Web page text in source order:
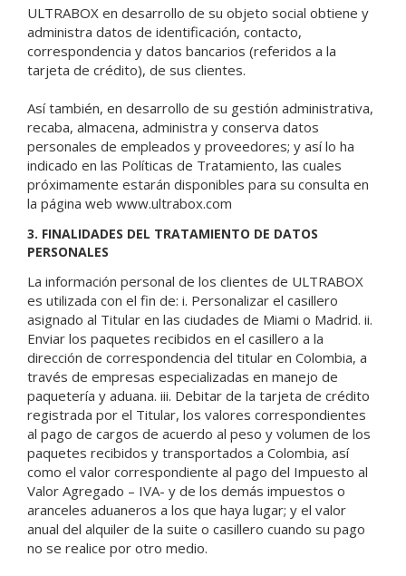
ULTRABOX en desarrollo de su objeto social obtiene y
administra datos de identificación, contacto,
correspondencia y datos bancarios (referidos a la
tarjeta de crédito), de sus clientes.
Así también, en desarrollo de su gestión administrativa,
recaba, almacena, administra y conserva datos
personales de empleados y proveedores; y así lo ha
indicado en las Políticas de Tratamiento, las cuales
próximamente estarán disponibles para su consulta en
la página web www.ultrabox.com
3. FINALIDADES DEL TRATAMIENTO DE DATOS
PERSONALES
La información personal de los clientes de ULTRABOX
es utilizada con el fin de: i. Personalizar el casillero
asignado al Titular en las ciudades de Miami o Madrid. ii.
Enviar los paquetes recibidos en el casillero a la
dirección de correspondencia del titular en Colombia, a
través de empresas especializadas en manejo de
paquetería y aduana. iii. Debitar de la tarjeta de crédito
registrada por el Titular, los valores correspondientes
al pago de cargos de acuerdo al peso y volumen de los
paquetes recibidos y transportados a Colombia, así
como el valor correspondiente al pago del Impuesto al
Valor Agregado – IVA- y de los demás impuestos o
aranceles aduaneros a los que haya lugar; y el valor
anual del alquiler de la suite o casillero cuando su pago
no se realice por otro medio.